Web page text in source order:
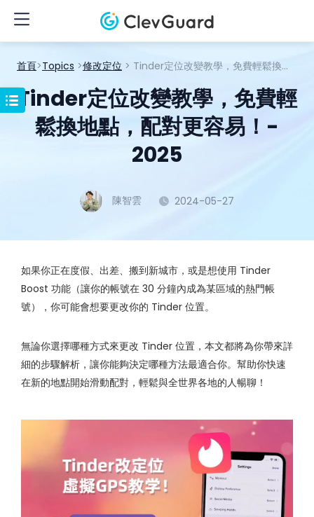
首頁>Topics >修改定位 > Tinder定位改變教學，免費輕鬆換地點，配對更容易！- 2025
Tinder定位改變教學，免費輕
鬆換地點，配對更容易！-
2025
陳智雲 2024-05-27
如果你正在度假、出差、搬到新城市，或是想使用 Tinder
Boost 功能（讓你的帳號在 30 分鐘內成為某區域的熱門帳
號），你可能會想要更改你的 Tinder 位置。
無論你選擇哪種方式來更改 Tinder 位置，本文都將為你帶來詳
細的步驟解析，讓你能夠決定哪種方法最適合你。幫助你快速
在新的地點開始滑動配對，輕鬆與全世界各地的人暢聊！